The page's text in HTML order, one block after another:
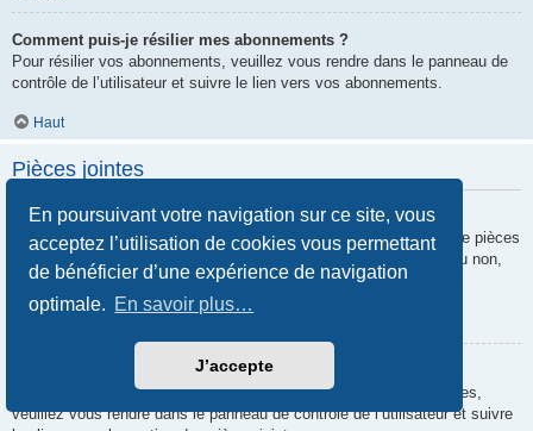
En poursuivant votre navigation sur ce site, vous
acceptez l’utilisation de cookies vous permettant
de bénéficier d’une expérience de navigation
optimale. En savoir plus…
J’accepte
Comment puis-je résilier mes abonnements ?
Pour résilier vos abonnements, veuillez vous rendre dans le panneau de
contrôle de l’utilisateur et suivre le lien vers vos abonnements.
Haut
Pièces jointes
Quelles pièces jointes sont autorisées sur ce forum ?
Chaque administrateur peut autoriser ou interdire certains types de pièces
jointes. Si vous n’êtes pas certain de savoir ce qui est autorisé ou non,
nous vous invitons à contacter un administrateur du forum.
Comment puis-je retrouver toutes mes pièces jointes ?
Pour retrouver la liste des pièces jointes que vous avez transférées,
veuillez vous rendre dans le panneau de contrôle de l’utilisateur et suivre